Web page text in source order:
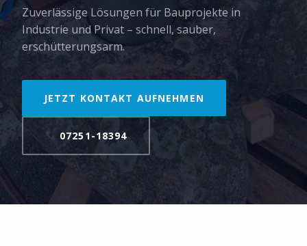
Zuverlässige Lösungen für Bauprojekte in
Industrie und Privat – schnell, sauber,
erschütterungsarm.
JETZT KONTAKT AUFNEHMEN
07251-18394